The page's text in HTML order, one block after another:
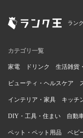
ラン
カテゴリ一覧
家電 ドリンク 生活雑貨
ビューティ・ヘルスケア
インテリア・家具 キッチ
DIY・工具・住まい 自動
ペット・ペット用品 ベビ